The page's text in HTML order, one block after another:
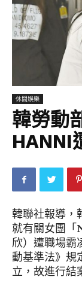
休閒娛樂
韓勞動
HANNI
韓聯社報導，
就有關女團
欣）遭職場
動基準法》規
立，故進行結